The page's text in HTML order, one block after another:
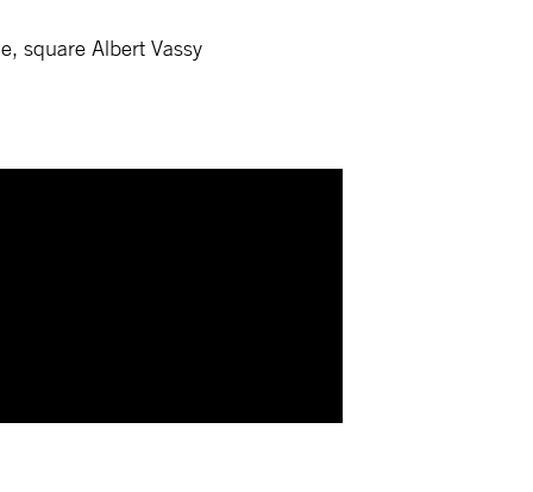
square Albert Vassy